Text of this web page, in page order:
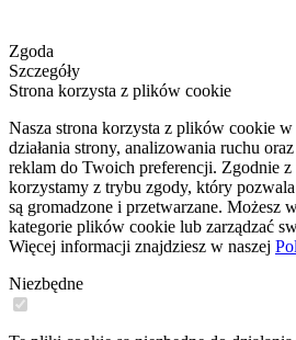
Zgoda
Szczegóły
Strona korzysta z plików cookie
Nasza strona korzysta z plików cookie
działania strony, analizowania ruchu
reklam do Twoich preferencji. Zgodnie
korzystamy z trybu zgody, który
są gromadzone i przetwarzane. Możesz
kategorie plików cookie lub zarządzać
Więcej informacji znajdziesz w naszej
Niezbędne